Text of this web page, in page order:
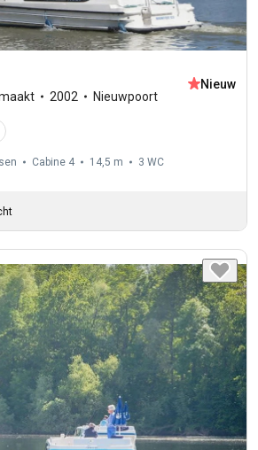
2002 Nieuwpoort
Nieuw
Cabine 4 14,5 m 3 WC